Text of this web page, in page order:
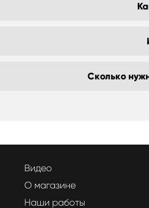
Сколько
Видео
О магазине
Наши работы